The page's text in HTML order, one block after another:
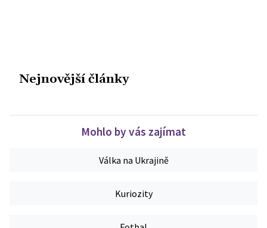
Nejnovější články
Mohlo by vás zajímat
Válka na Ukrajině
Kuriozity